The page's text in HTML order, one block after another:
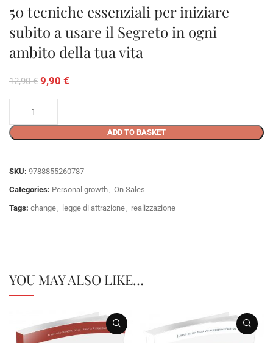
50 tecniche essenziali per iniziare
subito a usare il Segreto in ogni
ambito della tua vita
12,90€ 9,90 €
ADD TO BASKET
SKU: 9788855260787
Categories: Personal growth
On Sales
Tags: change legge di attrazione realizzazione
YOU MAY ALSO LIKE…